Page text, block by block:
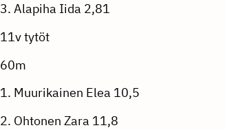
3. Alapiha Iida 2,81
11v tytöt
60m
1. Muurikainen Elea 10,5
2. Ohtonen Zara 11,8